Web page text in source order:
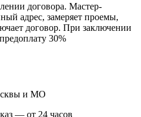
договора. Мастер-
адрес, замеряет проемы,
договор. При заключении
30%
и МО
— от 24 часов